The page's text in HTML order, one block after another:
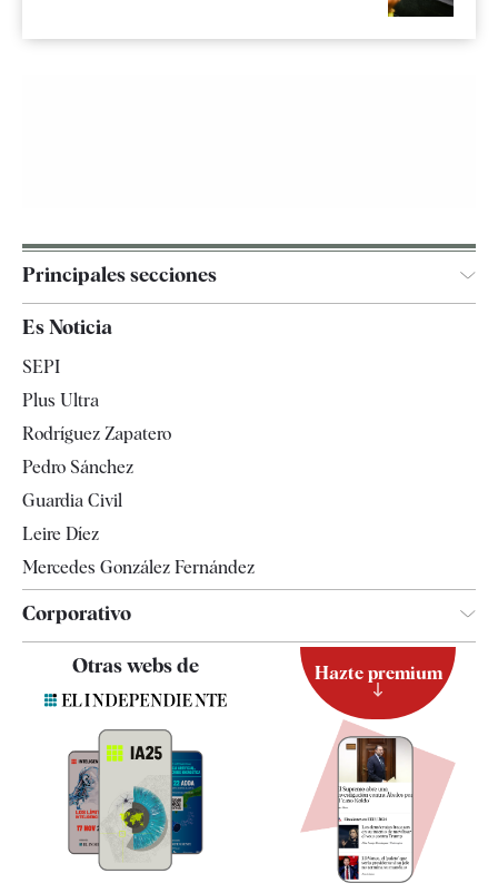
Principales secciones
España
Televisión
Es Noticia
SEPI
Plus Ultra
Rodríguez Zapatero
Pedro Sánchez
Guardia Civil
Leire Díez
Mercedes González Fernández
Corporativo
Contacto
Quiénes somos
Especificaciones
Otras webs de Hazte premium